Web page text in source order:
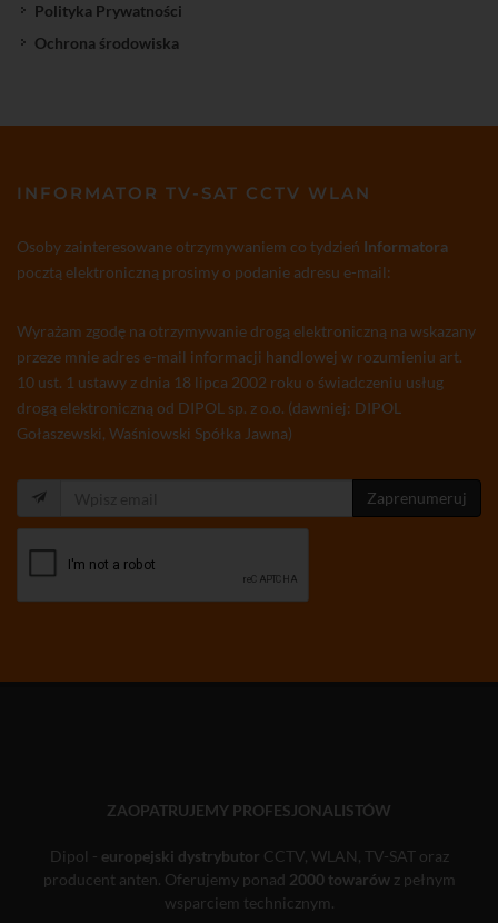
Polityka Prywatności
Ochrona środowiska
INFORMATOR TV-SAT CCTV WLAN
Osoby zainteresowane otrzymywaniem co tydzień Informatora
pocztą elektroniczną prosimy o podanie adresu e-mail:
Wyrażam zgodę na otrzymywanie drogą elektroniczną na wskazany
przeze mnie adres e-mail informacji handlowej w rozumieniu art.
10 ust. 1 ustawy z dnia 18 lipca 2002 roku o świadczeniu usług
drogą elektroniczną od DIPOL sp. z o.o. (dawniej: DIPOL
Gołaszewski, Waśniowski Spółka Jawna)
Zaprenumeruj
ZAOPATRUJEMY PROFESJONALISTÓW
Dipol - europejski dystrybutor CCTV, WLAN, TV-SAT oraz
producent anten. Oferujemy ponad 2000 towarówz pełnym
wsparciem technicznym.